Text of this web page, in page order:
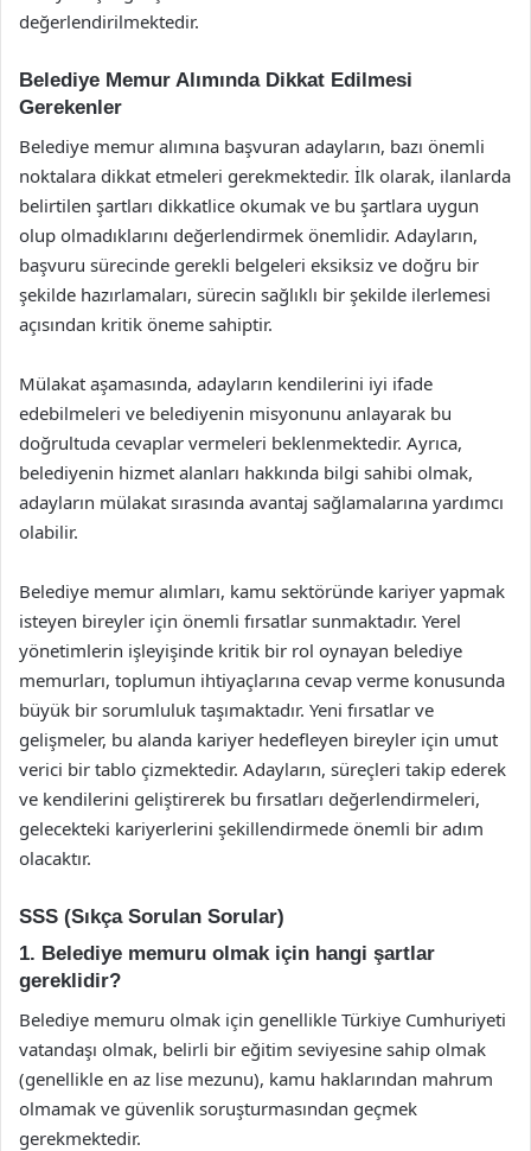
değerlendirilmektedir.
Belediye Memur Alımında Dikkat Edilmesi
Gerekenler
Belediye memur alımına başvuran adayların, bazı önemli
noktalara dikkat etmeleri gerekmektedir. İlk olarak, ilanlarda
belirtilen şartları dikkatlice okumak ve bu şartlara uygun
olup olmadıklarını değerlendirmek önemlidir. Adayların,
başvuru sürecinde gerekli belgeleri eksiksiz ve doğru bir
şekilde hazırlamaları, sürecin sağlıklı bir şekilde ilerlemesi
açısından kritik öneme sahiptir.
Mülakat aşamasında, adayların kendilerini iyi ifade
edebilmeleri ve belediyenin misyonunu anlayarak bu
doğrultuda cevaplar vermeleri beklenmektedir. Ayrıca,
belediyenin hizmet alanları hakkında bilgi sahibi olmak,
adayların mülakat sırasında avantaj sağlamalarına yardımcı
olabilir.
Belediye memur alımları, kamu sektöründe kariyer yapmak
isteyen bireyler için önemli fırsatlar sunmaktadır. Yerel
yönetimlerin işleyişinde kritik bir rol oynayan belediye
memurları, toplumun ihtiyaçlarına cevap verme konusunda
büyük bir sorumluluk taşımaktadır. Yeni fırsatlar ve
gelişmeler, bu alanda kariyer hedefleyen bireyler için umut
verici bir tablo çizmektedir. Adayların, süreçleri takip ederek
ve kendilerini geliştirerek bu fırsatları değerlendirmeleri,
gelecekteki kariyerlerini şekillendirmede önemli bir adım
olacaktır.
SSS (Sıkça Sorulan Sorular)
1. Belediye memuru olmak için hangi şartlar
gereklidir?
Belediye memuru olmak için genellikle Türkiye Cumhuriyeti
vatandaşı olmak, belirli bir eğitim seviyesine sahip olmak
(genellikle en az lise mezunu), kamu haklarından mahrum
olmamak ve güvenlik soruşturmasından geçmek
gerekmektedir.